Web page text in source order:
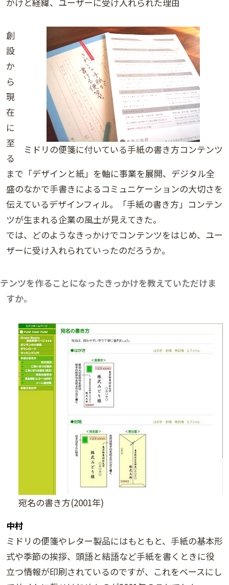
ミドリの便箋に付いている手紙の書き方コンテンツ
創
設
か
ら
現
在
に
至
る
まで「デザインと紙」を軸に事業を展開、デジタル全
盛のなかで手書きによるコミュニケーションの大切さを
伝えているデザインフィル。「手紙の書き方」コンテン
ツが生まれる企業の風土が見えてきた。
では、どのようなきっかけでコンテンツをはじめ、ユー
ザーに受け入れられていったのだろうか。
ンツを作ることになったきっかけを教えていただけま
すか。
宛名の書き方(2001年)
中村
ミドリの便箋やレター製品にはもともと、手紙の基本形
式や季節の挨拶、頭語と結語など手紙を書くときに役
立つ情報が印刷されているのですが、これをベースにし